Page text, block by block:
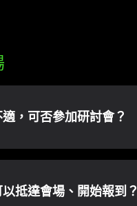
，可否參加研討會？
抵達會場、開始報到？